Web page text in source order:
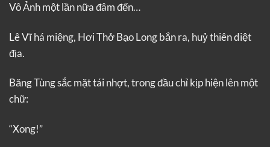
Vô Ảnh một lần nữa đâm đến…
Lê Vĩ há miệng, Hơi Thở Bạo Long bắn ra, huỷ thiên diệt
địa.
Băng Tùng sắc mặt tái nhợt, trong đầu chỉ kịp hiện lên một
chữ:
“Xong!”